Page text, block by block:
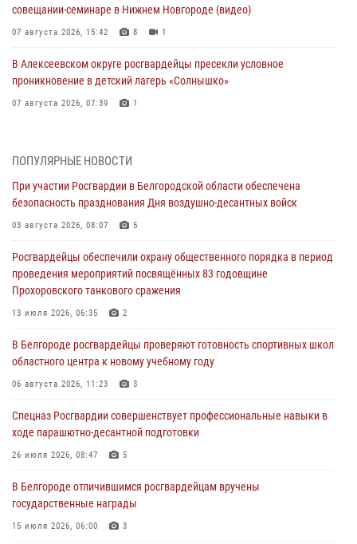
совещании-семинаре в Нижнем Новгороде (видео)
07 августа 2026, 15:42 8 1
В Алексеевском округе росгвардейцы пресекли условное
проникновение в детский лагерь «Солнышко»
07 августа 2026, 07:39 1
Подвиги героев‑росгвардейцев увековечили в новой музейной
экспозиции белгородского музея‑диорамы «Курская битва.
06 августа 2026, 12:05 3
В Белгороде росгвардейцы проверяют готовность спортивных школ
областного центра к новому учебному году
Росгвардия обеспечила общественную безопасность празднования
83-й годовщины освобождения г. Белгорода от немецко -
06 августа 2026, 06:54 3
Офицеры Росгвардии и ветераны войск правопорядка почтили
05 августа 2026, 17:12 2
ПОПУЛЯРНЫЕ НОВОСТИ
При участии Росгвардии в Белгородской области обеспечена
безопасность празднования Дня воздушно-десантных войск
03 августа 2026, 08:07 5
Росгвардейцы обеспечили охрану общественного порядка в период
проведения мероприятий посвящённых 83 годовщине
Прохоровского танкового сражения
13 июля 2026, 06:35 2
В Белгороде росгвардейцы проверяют готовность спортивных школ
областного центра к новому учебному году
06 августа 2026, 11:23 3
Спецназ Росгвардии совершенствует профессиональные навыки в
ходе парашютно-десантной подготовки
26 июля 2026, 08:47 5
В Белгороде отличившимся росгвардейцам вручены
государственные награды
15 июля 2026, 06:00 3